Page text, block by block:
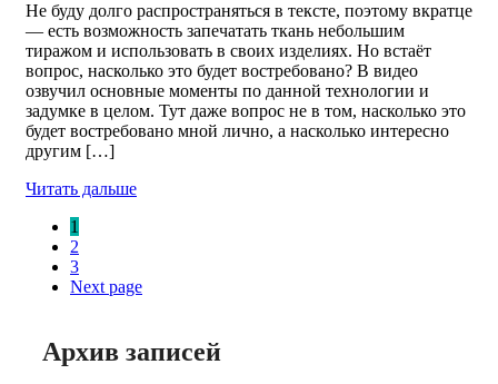
Не буду долго распространяться в тексте, поэтому вкратце
— есть возможность запечатать ткань небольшим
тиражом и использовать в своих изделиях. Но встаёт
вопрос, насколько это будет востребовано? В видео
озвучил основные моменты по данной технологии и
задумке в целом. Тут даже вопрос не в том, насколько это
будет востребовано мной лично, а насколько интересно
другим […]
Читать дальше
Навигация
по
записям
1
2
3
Next page
Архив записей